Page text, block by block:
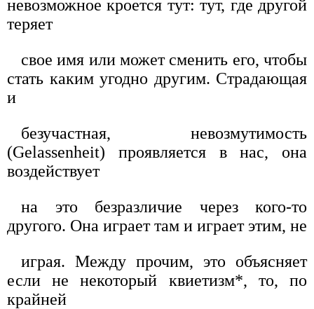
невозможное кроется тут: тут, где другой
теряет
свое имя или может сменить его, чтобы
стать каким угодно другим. Страдающая
и
безучастная, невозмутимость
(Gelassenheit) проявляется в нас, она
воздействует
на это безразличие через кого-то
другого. Она играет там и играет этим, не
играя. Между прочим, это объясняет
если не некоторый квиетизм*, то, по
крайней